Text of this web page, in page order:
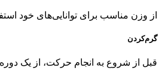
از وزن مناسب برای توانایی‌های خود
گرم‌کردن
قبل از شروع به انجام حرکت، از یک